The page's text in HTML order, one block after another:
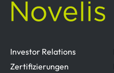
Investor Relations
Zertifizierungen